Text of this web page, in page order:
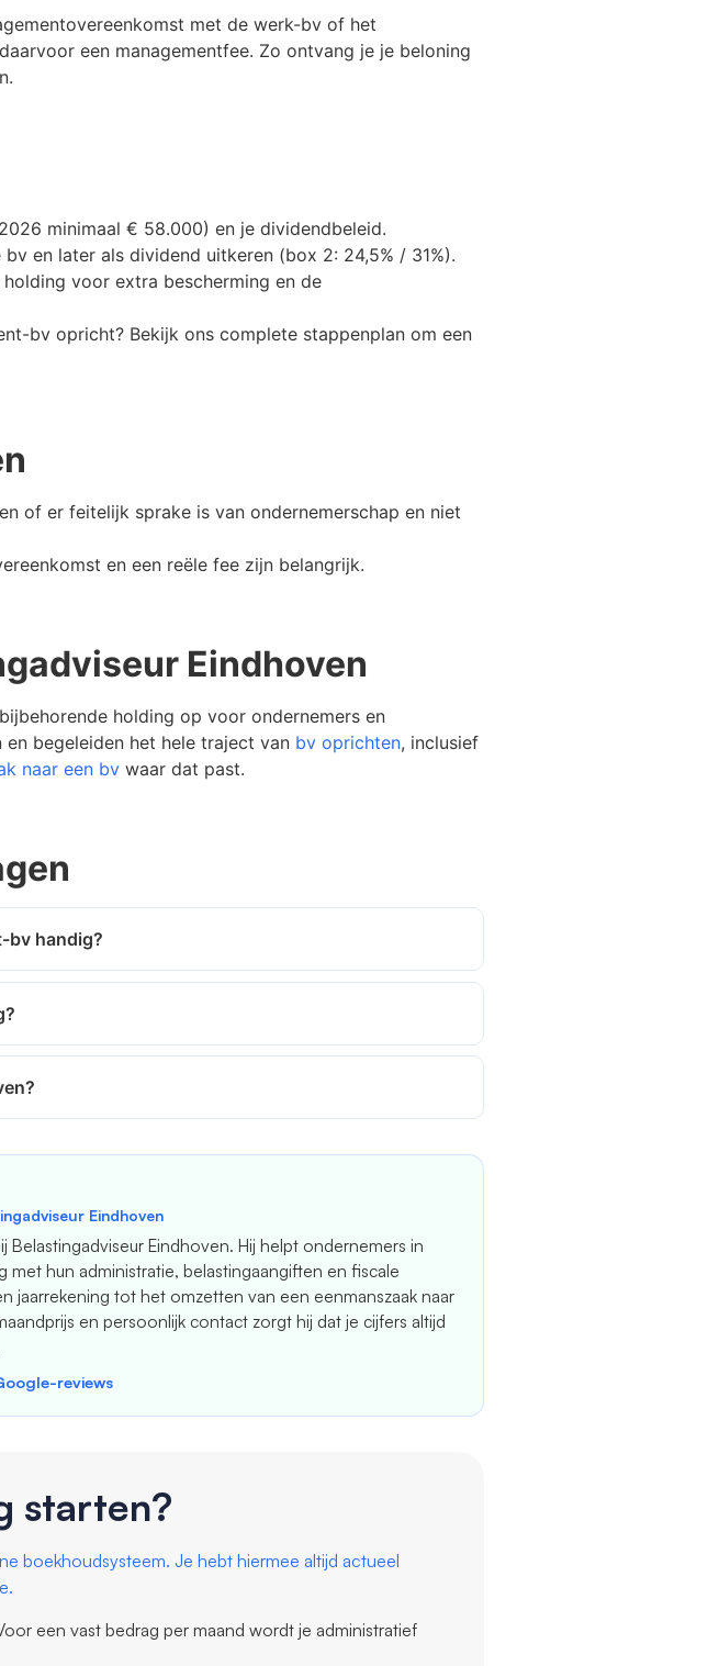
met de werk-bv of het
een managementfee. Zo ontvang je je beloning
minimaal € 58.000) en je dividendbeleid.
en later als dividend uitkeren (box 2: 24,5% / 31%).
voor extra bescherming en de
bv opricht? Bekijk ons complete stappenplan om een
of er feitelijk sprake is van ondernemerschap en niet
en een reële fee zijn belangrijk.
Eindhoven
holding op voor ondernemers en
begeleiden het hele traject van bv oprichten, inclusief
naar een bvwaar dat past.
bv handig?
Eindhoven
Belastingadviseur Eindhoven. Hij helpt ondernemers in
met hun administratie, belastingaangiften en fiscale
jaarrekening tot het omzetten van een eenmanszaak naar
en persoonlijk contact zorgt hij dat je cijfers altijd
reviews
starten?
boekhoudsysteem. Je hebt hiermee altijd actueel
een vast bedrag per maand wordt je administratief